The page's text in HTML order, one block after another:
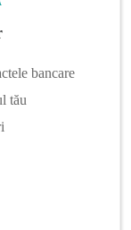
bancare
tău